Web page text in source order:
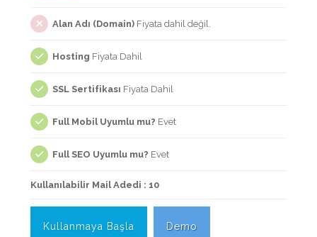
Alan Adı (Domain) Fiyata dahil değil.
Hosting Fiyata Dahil
SSL Sertifikası Fiyata Dahil
Full Mobil Uyumlu mu? Evet
Full SEO Uyumlu mu? Evet
Kullanılabilir Mail Adedi : 10
Kullanmaya Başla Demo